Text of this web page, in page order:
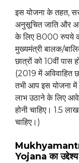
इस योजना के तहत,
अनुसूचित जाति और
के लिए 8000 रुपये की
मुख्यमंत्री बालक/
छात्रों को 10वीं पास
(2019 में अविवाहित
तभी आप इस योजना
लाभ उठाने के लिए
होनी चाहिए। 1.5
चाहिए।)
Yojana का उद्देश्य